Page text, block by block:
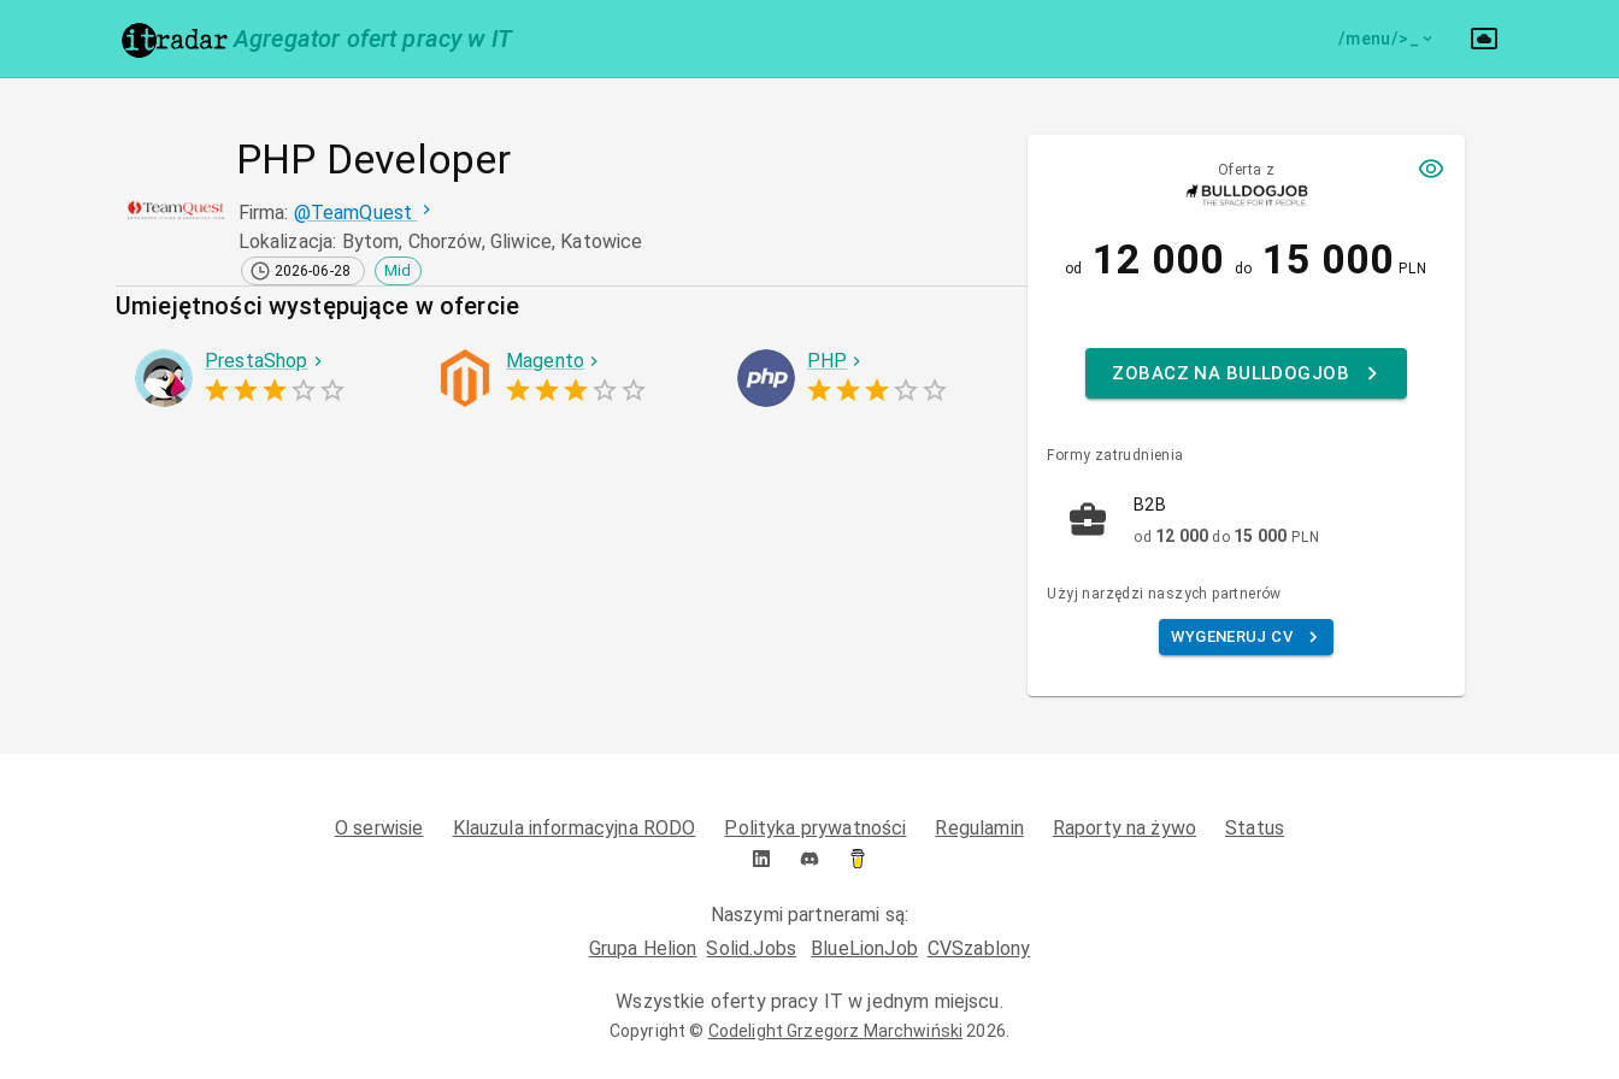
Agregator ofert pracy w IT /menu/>
PHP Developer
Firma: @TeamQuest
Lokalizacja: Bytom, Chorzów, Gliwice, Katowice
2026-06-28 Mid
Umiejętności występujące w ofercie
PrestaShop Magento PHP
Oferta z
od 12 000 do 15 000 PLN
ZOBACZ NA BULLDOGJOB
Formy zatrudnienia
B2B
od 12 000 do 15 000 PLN
Użyj narzędzi naszych partnerów
WYGENERUJ CV
O serwisie Klauzula informacyjna RODO Polityka prywatności Regulamin Raporty na żywo Status
Naszymi partnerami są:
Grupa Helion Solid.Jobs BlueLionJob CVSzablony
Wszystkie oferty pracy IT w jednym miejscu.
Copyright © Codelight Grzegorz Marchwiński 2026